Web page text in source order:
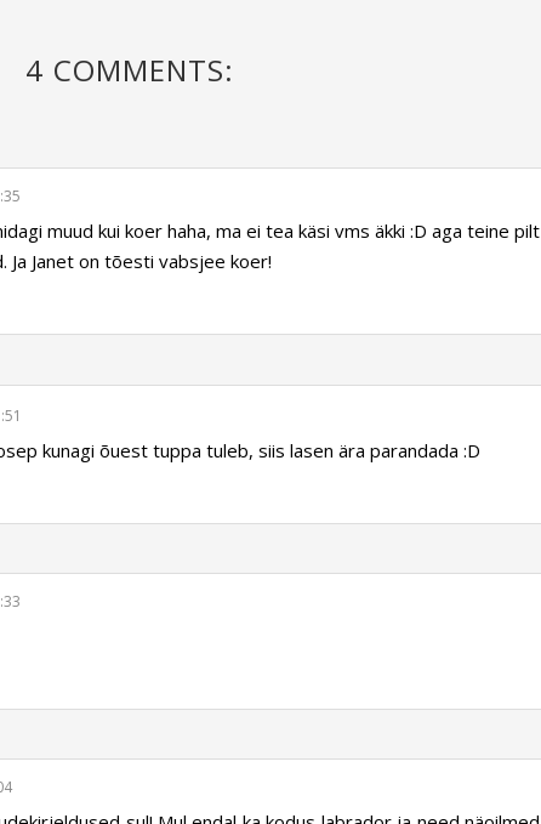
4 COMMENTS:
muud kui koer haha, ma ei tea käsi vms äkki :D aga teine pilt
Ja Janet on tõesti vabsjee koer!
kunagi õuest tuppa tuleb, siis lasen ära parandada :D